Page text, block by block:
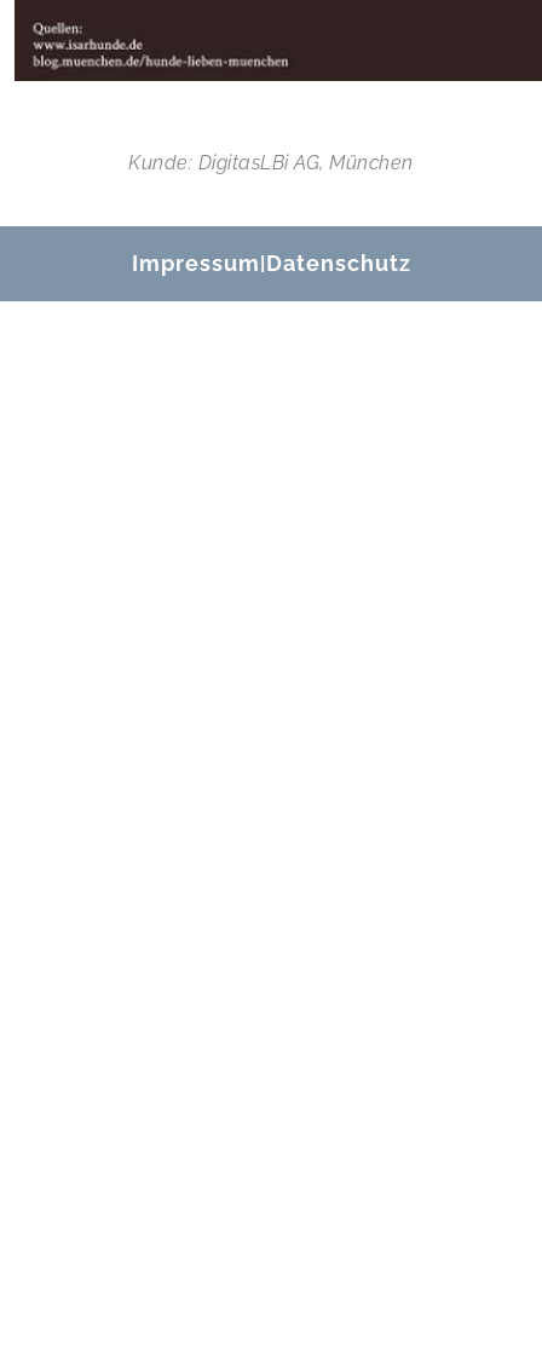
Kunde: DigitasLBi AG, München
Impressum|Datenschutz